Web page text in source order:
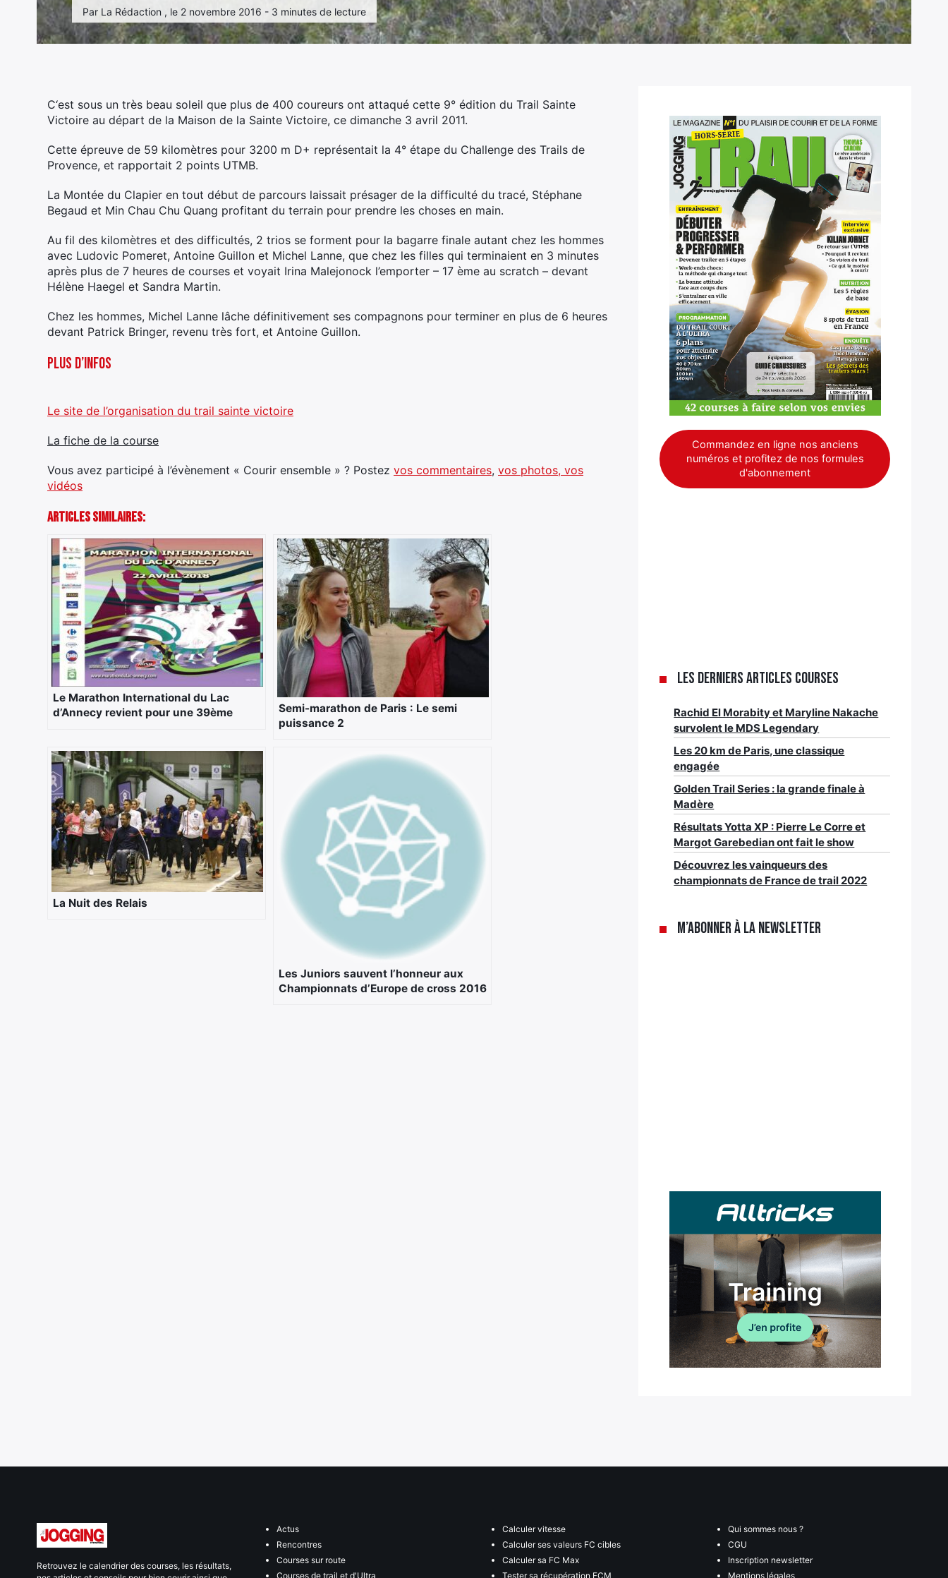
Par La Rédaction , le 2 novembre 2016 - 3 minutes de lecture
C‘est sous un très beau soleil que plus de 400 coureurs ont attaqué cette 9° édition du Trail Sainte
Victoire au départ de la Maison de la Sainte Victoire, ce dimanche 3 avril 2011.
Cette épreuve de 59 kilomètres pour 3200 m D+ représentait la 4° étape du Challenge des Trails de
Provence, et rapportait 2 points UTMB.
La Montée du Clapier en tout début de parcours laissait présager de la difficulté du tracé, Stéphane
Begaud et Min Chau Chu Quang profitant du terrain pour prendre les choses en main.
Au fil des kilomètres et des difficultés, 2 trios se forment pour la bagarre finale autant chez les hommes
avec Ludovic Pomeret, Antoine Guillon et Michel Lanne, que chez les filles qui terminaient en 3 minutes
après plus de 7 heures de courses et voyait Irina Malejonock l’emporter – 17 ème au scratch – devant
Hélène Haegel et Sandra Martin.
Chez les hommes, Michel Lanne lâche définitivement ses compagnons pour terminer en plus de 6 heures
devant Patrick Bringer, revenu très fort, et Antoine Guillon.
Plus d’infos
Le site de l’organisation du trail sainte victoire
La fiche de la course
Vous avez participé à l’évènement « Courir ensemble » ? Postez vos commentaires, vos photos, vos
vidéos
Articles Similaires:
Le Marathon International du Lac
d’Annecy revient pour une 39ème
Semi-marathon de Paris : Le semi
puissance 2
La Nuit des Relais
Les Juniors sauvent l’honneur aux
Championnats d’Europe de cross 2016
Commandez en ligne nos anciens
numéros et profitez de nos formules
d'abonnement
Les derniers articles Courses
Rachid El Morabity et Maryline Nakache
survolent le MDS Legendary
Les 20 km de Paris, une classique
engagée
Golden Trail Series : la grande finale à
Madère
Résultats Yotta XP : Pierre Le Corre et
Margot Garebedian ont fait le show
Découvrez les vainqueurs des
championnats de France de trail 2022
M’abonner à la newsletter
Retrouvez le calendrier des courses, les résultats,
Actus
Rencontres
Courses sur route
Courses de trail et d'Ultra
Calculer vitesse
Calculer ses valeurs FC cibles
Calculer sa FC Max
Tester sa récupération FCM
Qui sommes nous ?
CGU
Inscription newsletter
Mentions légales